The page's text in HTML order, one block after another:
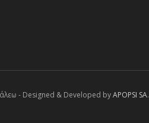
- Designed & Developed byAPOPSI SA.